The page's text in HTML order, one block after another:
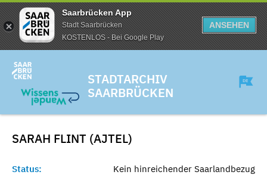
Saarbrücken App
Stadt Saarbrücken
KOSTENLOS - Bei Google Play
ANSEHEN
STADTARCHIV
SAARBRÜCKEN
SARAH FLINT (AJTEL)
Status:
Kein hinreichender Saarlandbezug